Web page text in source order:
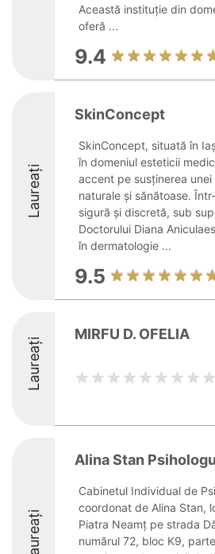
Această instituție din
oferă ...
9.4
Laureați
SkinConcept
SkinConcept, situată în
în domeniul esteticii
accent pe susținerea
naturale și sănătoase.
sigură și discretă, sub
Doctorului Diana
în dermatologie ...
9.5
Laureați
MIRFU D. OFELIA
Laureați
Alina Stan
Cabinetul Individual de
coordonat de Alina Stan,
Piatra Neamț pe strada
numărul 72, bloc K9,